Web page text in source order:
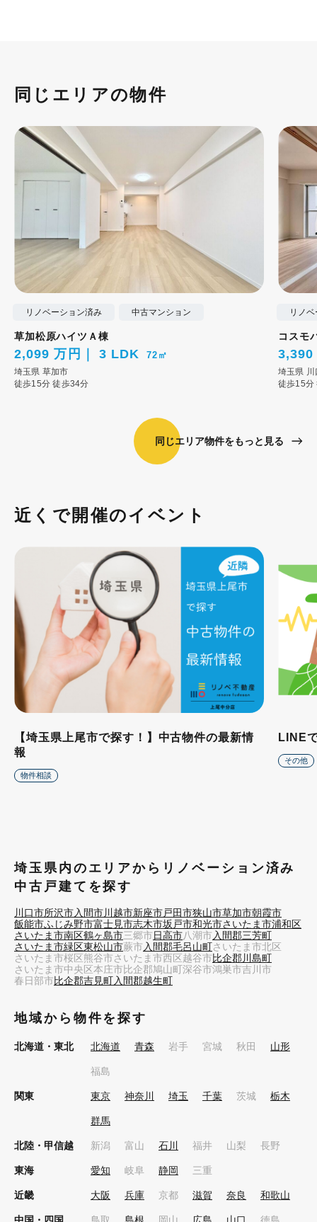
同じエリアの物件
リノベーション済み 中古マンション
草加松原ハイツＡ棟
2,099 万円 3 LDK 72㎡
埼玉県 草加市
徒歩15分徒歩34分
リノ
コスモ
3,390
埼玉県
徒歩15分
同じエリア物件をもっと見る
近くで開催のイベント
【埼玉県上尾市で探す！】中古物件の最新情
報
物件相談
LINE
その他
埼玉県内のエリアからリノベーション済み
中古戸建てを探す
川口市所沢市入間市川越市新座市戸田市狭山市草加市朝霞市
飯能市ふじみ野市富士見市志木市坂戸市和光市さいたま市浦和区
さいたま市南区鶴ヶ島市三郷市日高市八潮市入間郡三芳町
さいたま市緑区東松山市蕨市入間郡毛呂山町さいたま市北区
さいたま市桜区熊谷市さいたま市西区越谷市比企郡川島町
さいたま市中央区本庄市比企郡鳩山町深谷市鴻巣市吉川市
春日部市比企郡吉見町入間郡越生町
地域から物件を探す
北海道・東北 北海道 青森 岩手 宮城 秋田 山形
福島
関東 東京 神奈川 埼玉 千葉 茨城 栃木
群馬
北陸・甲信越 新潟 富山 石川 福井 山梨 長野
東海 愛知 岐阜 静岡 三重
近畿 大阪 兵庫 京都 滋賀 奈良 和歌山